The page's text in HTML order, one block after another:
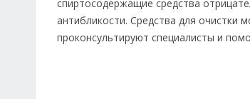
спиртосодержащие средства
антибликости. Средства для
проконсультируют специалисты и